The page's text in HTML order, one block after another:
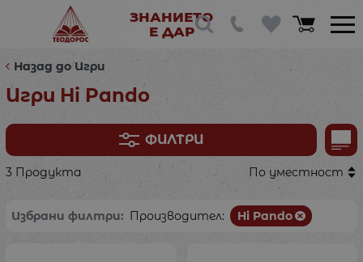
ЗНАНИЕТО
Е ДАР
Назад до Игри
Игри Hi Pando
ФИЛТРИ
3 Продукта По уместност
Избрани филтри: Производител: Hi Pando